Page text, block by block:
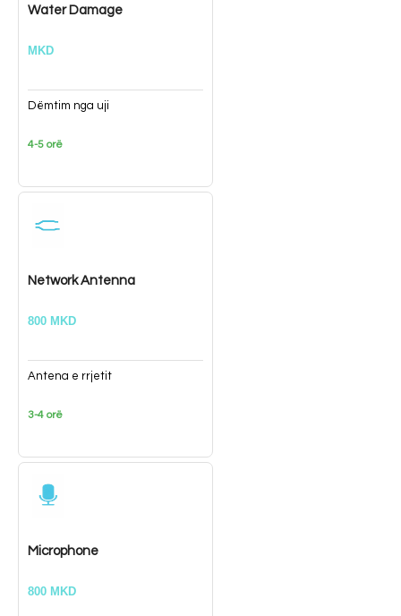
Water Damage
MKD
Dëmtim nga uji
4-5 orë
Network Antenna
800 MKD
Antena e rrjetit
3-4 orë
Microphone
800 MKD